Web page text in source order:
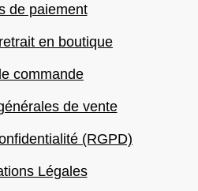
de paiement
en boutique
commande
de vente
(RGPD)
Légales